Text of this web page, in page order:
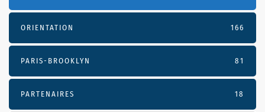
ORIENTATION 166
PARIS-BROOKLYN 81
PARTENAIRES 18